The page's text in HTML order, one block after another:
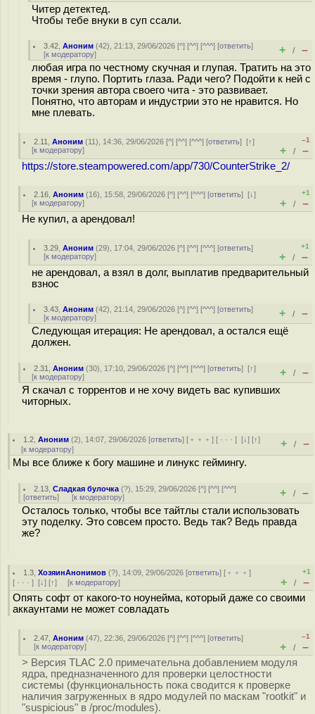
Читер детектед.
Чтобы тебе внуки в суп ссали.
3.42 ,Аноним (42), 21:13, 29/06/2026 [^] [^^] [^^^] [ответить]
[к модератору] + / –
любая игра по честному скучная и глупая. Тратить на это
время - глупо. Портить глаза. Ради чего? Подойти к ней с
точки зрения автора своего чита - это развивает.
Понятно, что авторам и индустрии это не нравится. Но
мне плевать.
2.11 ,Аноним (11), 14:36, 29/06/2026 [^] [^^] [^^^] [ответить][↑]
[к модератору]
–1
+ / –
https://store.steampowered.com/app/730/CounterStrike_2/
2.16 ,Аноним (16), 15:58, 29/06/2026 [^] [^^] [^^^] [ответить][↓]
[к модератору]
+1
+ / –
Не купил, а арендовал!
3.29 ,Аноним (29), 17:04, 29/06/2026 [^] [^^] [^^^] [ответить]
[к модератору]
+1
+ / –
не арендовал, а взял в долг, выплатив предварительный
взнос
3.43 ,Аноним (42), 21:14, 29/06/2026 [^] [^^] [^^^] [ответить]
[к модератору] + / –
Следующая итерация: Не арендовал, а остался ещё
должен.
2.31 ,Аноним (30), 17:10, 29/06/2026 [^] [^^] [^^^] [ответить][↑]
[к модератору] + / –
Я скачал с торрентов и не хочу видеть вас купивших
читорных.
1.2 ,Аноним (2), 14:07, 29/06/2026 [ответить] [ ﹢﹢﹢] [ · · ·][↓] [↑]
[к модератору] + / –
Мы все ближе к богу машине и линукс геймингу.
2.13 ,Сладкая булочка (?), 15:29, 29/06/2026 [^] [^^] [^^^]
[ответить] [к модератору] + / –
Осталось только, чтобы все тайтлы стали использовать
эту поделку. Это совсем просто. Ведь так? Ведь правда
же?
1.3 ,ХозяинАнонимов (?), 14:09, 29/06/2026 [ответить] [ ﹢﹢﹢]
[ · · · ] [↓] [↑] [к модератору]
+1
+ / –
Опять софт от какого-то ноунейма, который даже со своими
аккаунтами не может совладать
2.47 ,Аноним (47), 22:36, 29/06/2026 [^] [^^] [^^^] [ответить]
[к модератору]
–1
+ / –
> Версия TLAC 2.0 примечательна добавлением модуля
ядра, предназначенного для проверки целостности
системы (функциональность пока сводится к проверке
наличия загруженных в ядро модулей по маскам "rootkit" и
"suspicious" в /proc/modules).